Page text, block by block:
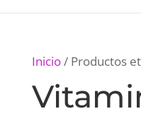
Inicio/ Productos